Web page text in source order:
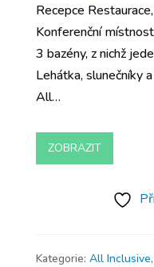
Recepce
Konferenční
3 bazény, z nichž
Lehátka, slunečníky
All…
ZOBRAZIT
Kategorie: All Inclusive,